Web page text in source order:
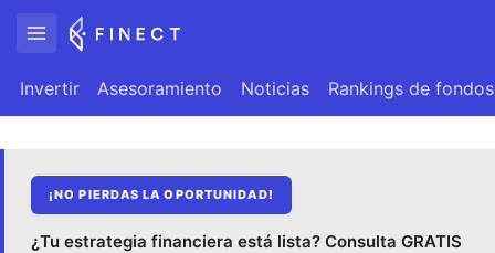
Invertir Asesoramiento Noticias Rankings de fondos
¡NO PIERDAS LA OPORTUNIDAD!
¿Tu estrategia financiera está lista? Consulta GRATIS